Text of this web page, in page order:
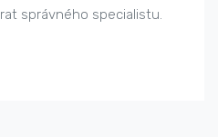
správného specialistu.